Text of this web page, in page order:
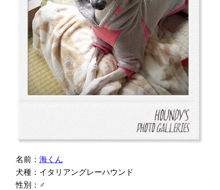
名前： 海くん
犬種：イタリアングレーハウンド
性別：♂